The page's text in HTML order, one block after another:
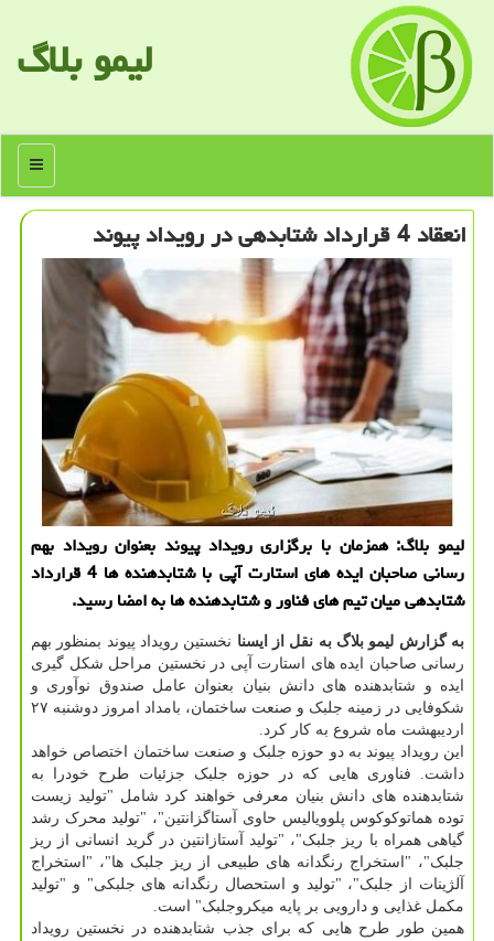
لیمو بلاگ
منو
انعقاد 4 قرارداد شتابدهی در رویداد پیوند
لیمو بلاگ: همزمان با برگزاری رویداد پیوند بعنوان رویداد بهم
رسانی صاحبان ایده های استارت آپی با شتابدهنده ها 4 قرارداد
شتابدهی میان تیم های فناور و شتابدهنده ها به امضا رسید.
به گزارش لیمو بلاگ به نقل از ایسنا نخستین رویداد پیوند بمنظور بهم
رسانی صاحبان ایده های استارت آپی در نخستین مراحل شکل گیری
ایده و شتابدهنده های دانش بنیان بعنوان عامل صندوق نوآوری و
شکوفایی در زمینه جلبک و صنعت ساختمان، بامداد امروز دوشنبه ۲۷
اردیبهشت ماه شروع به کار کرد.
این رویداد پیوند به دو حوزه جلبک و صنعت ساختمان اختصاص خواهد
داشت. فناوری هایی که در حوزه جلبک جزئیات طرح خودرا به
شتابدهنده های دانش بنیان معرفی خواهند کرد شامل "تولید زیست
توده هماتوکوکوس پلوویالیس حاوی آستاگزانتین"، "تولید محرک رشد
گیاهی همراه با ریز جلبک"، "تولید آستازانتین در گرید انسانی از ریز
جلبک"، "استخراج رنگدانه های طبیعی از ریز جلبک ها"، "استخراج
آلژینات از جلبک"، "تولید و استحصال رنگدانه های جلبکی" و "تولید
مکمل غذایی و دارویی بر پایه میکروجلبک" است.
همین طور طرح هایی که برای جذب شتابدهنده در نخستین رویداد